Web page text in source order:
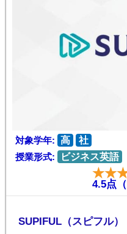
対象学年: 高
社
授業形式:
ビジネス英語
4.5点（
SUPIFUL（スピフル）